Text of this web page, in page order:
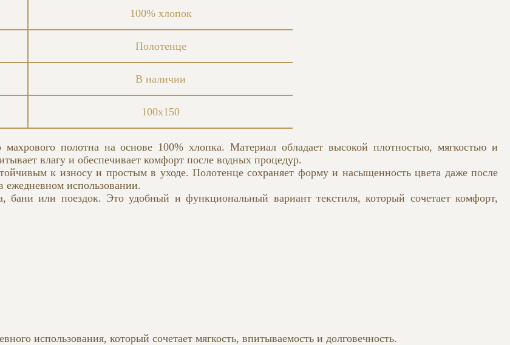
100% хлопок
Полотенце
В наличии
100х150
махрового полотна на основе 100% хлопка. Материал обладает высокой плотностью, мягкостью и
влагу и обеспечивает комфорт после водных процедур.
к износу и простым в уходе. Полотенце сохраняет форму и насыщенность цвета даже после
ежедневном использовании.
бани или поездок. Это удобный и функциональный вариант текстиля, который сочетает комфорт,
использования, который сочетает мягкость, впитываемость и долговечность.